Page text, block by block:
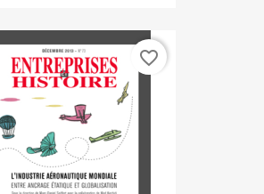
favorite_border